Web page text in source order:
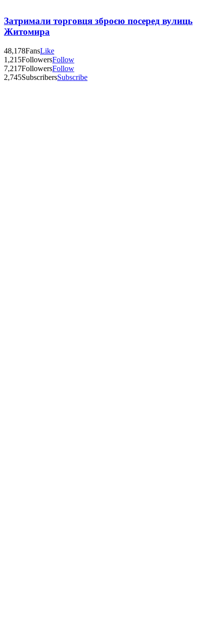
Затримали торговця зброєю посеред вулиць
Житомира
48,178FansLike
1,215FollowersFollow
7,217FollowersFollow
2,745SubscribersSubscribe